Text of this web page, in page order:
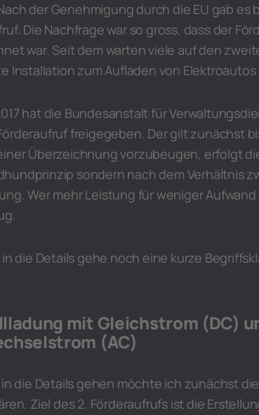
der Genehmigung durch die EU gab es
Die Nachfrage war so gross, dass der
war. Seit dem warten viele auf den
Installation zum Aufladen von Elektroautos
hat die Bundesanstalt für
freigegeben. Der gilt zunächst
Überzeichnung vorzubeugen, erfolgt
sondern nach dem Verhältnis
Wer mehr Leistung für weniger
in die Details gehe noch eine kurze
mit Gleichstrom (DC)
(AC)
in die Details gehen möchte ich zunächst
Ziel des 2. Förderaufrufs ist die